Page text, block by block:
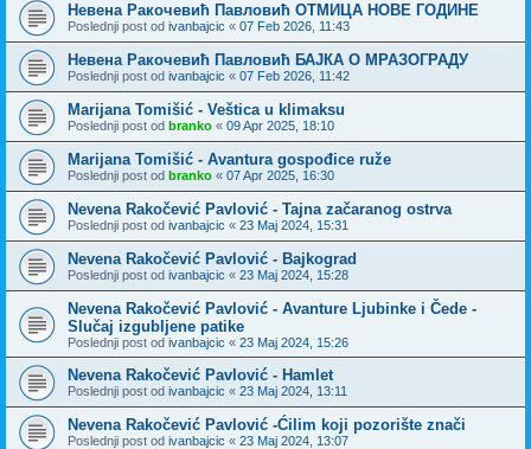
Невена Ракочевић Павловић ОТМИЦА НОВЕ ГОДИНЕ
Poslednji post od ivanbajcic « 07 Feb 2026, 11:43
Невена Ракочевић Павловић БАЈКА О МРАЗОГРАДУ
Poslednji post od ivanbajcic « 07 Feb 2026, 11:42
Marijana Tomišić - Veštica u klimaksu
Poslednji post od branko « 09 Apr 2025, 18:10
Marijana Tomišić - Avantura gospođice ruže
Poslednji post od branko « 07 Apr 2025, 16:30
Nevena Rakočević Pavlović - Tajna začaranog ostrva
Poslednji post od ivanbajcic « 23 Maj 2024, 15:31
Nevena Rakočević Pavlović - Bajkograd
Poslednji post od ivanbajcic « 23 Maj 2024, 15:28
Nevena Rakočević Pavlović - Avanture Ljubinke i Čede -
Slučaj izgubljene patike
Poslednji post od ivanbajcic « 23 Maj 2024, 15:26
Nevena Rakočević Pavlović - Hamlet
Poslednji post od ivanbajcic « 23 Maj 2024, 13:11
Nevena Rakočević Pavlović -Ćilim koji pozorište znači
Poslednji post od ivanbajcic « 23 Maj 2024, 13:07